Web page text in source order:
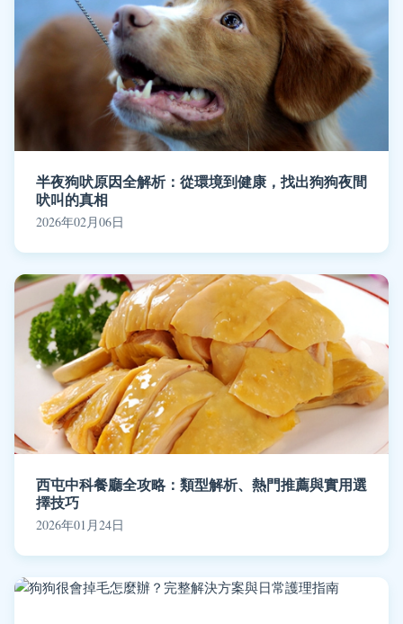
半夜狗吠原因全解析：從環境到健康，找出狗狗夜間
吠叫的真相
2026年02月06日
西屯中科餐廳全攻略：類型解析、熱門推薦與實用選
擇技巧
2026年01月24日